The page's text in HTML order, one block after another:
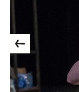
Previous